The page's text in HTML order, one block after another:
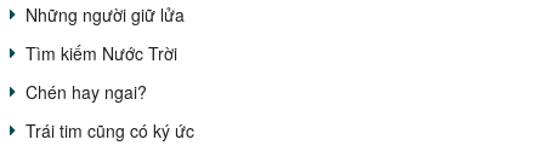
Những người giữ lửa
Tìm kiếm Nước Trời
Chén hay ngai?
Trái tim cũng có ký ức